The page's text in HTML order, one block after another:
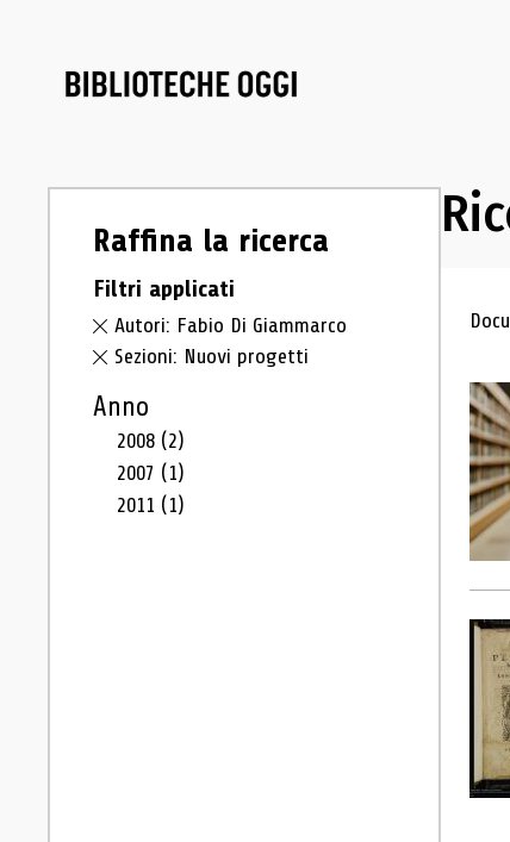
Raffina la ricerca
Filtri applicati
Autori: Fabio Di Giammarco
Sezioni: Nuovi progetti
Anno
2008 (2)
2007 (1)
2011 (1)